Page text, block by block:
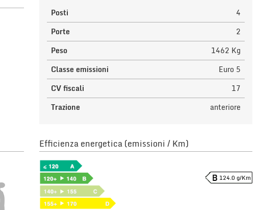
Posti
4
Porte
2
Peso
1462 Kg
Classe emissioni
Euro 5
CV fiscali
17
Trazione
anteriore
Efficienza energetica (emissioni / Km)
124.0 g/Km